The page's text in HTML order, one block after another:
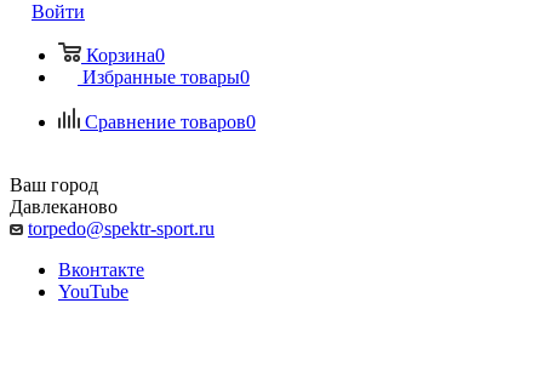
Войти
Корзина0
Избранные товары0
Сравнение товаров0
Ваш город
Давлеканово
torpedo@spektr-sport.ru
Вконтакте
YouTube